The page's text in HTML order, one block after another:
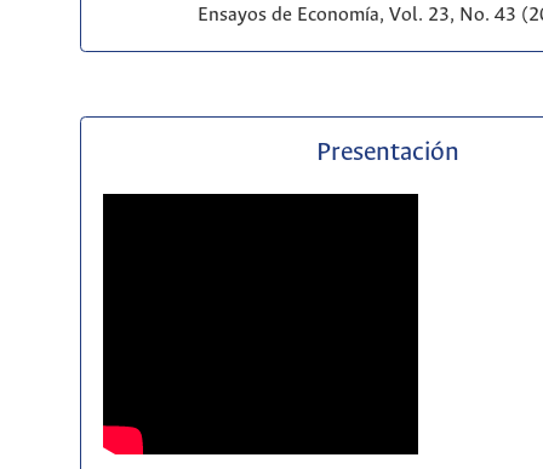
Ensayos de Economía, Vol. 23, No. 43
Presentación